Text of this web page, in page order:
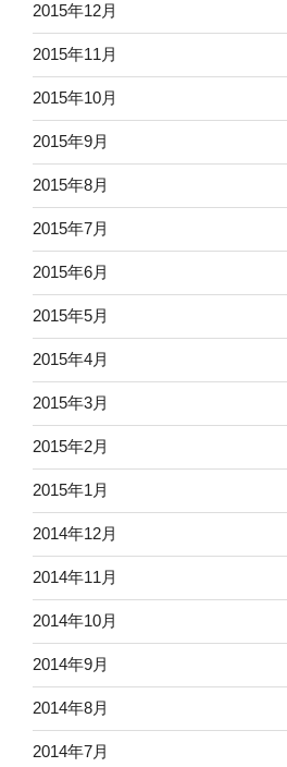
2015年12月
2015年11月
2015年10月
2015年9月
2015年8月
2015年7月
2015年6月
2015年5月
2015年4月
2015年3月
2015年2月
2015年1月
2014年12月
2014年11月
2014年10月
2014年9月
2014年8月
2014年7月